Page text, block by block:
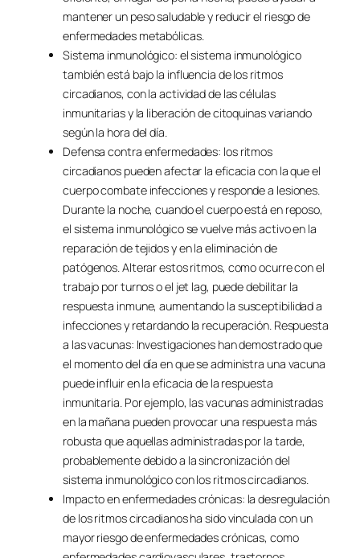
mantener un peso saludable y reducir el riesgo de
enfermedades metabólicas.
Sistema inmunológico: el sistema inmunológico
también está bajo la influencia de los ritmos
circadianos, con la actividad de las células
inmunitarias y la liberación de citoquinas variando
según la hora del día.
Defensa contra enfermedades: los ritmos
circadianos pueden afectar la eficacia con la que el
cuerpo combate infecciones y responde a lesiones.
Durante la noche, cuando el cuerpo está en reposo,
el sistema inmunológico se vuelve más activo en la
reparación de tejidos y en la eliminación de
patógenos. Alterar estos ritmos, como ocurre con el
trabajo por turnos o el jet lag, puede debilitar la
respuesta inmune, aumentando la susceptibilidad a
infecciones y retardando la recuperación. Respuesta
a las vacunas: Investigaciones han demostrado que
el momento del día en que se administra una vacuna
puede influir en la eficacia de la respuesta
inmunitaria. Por ejemplo, las vacunas administradas
en la mañana pueden provocar una respuesta más
robusta que aquellas administradas por la tarde,
probablemente debido a la sincronización del
sistema inmunológico con los ritmos circadianos.
Impacto en enfermedades crónicas: la desregulación
de los ritmos circadianos ha sido vinculada con un
mayor riesgo de enfermedades crónicas, como